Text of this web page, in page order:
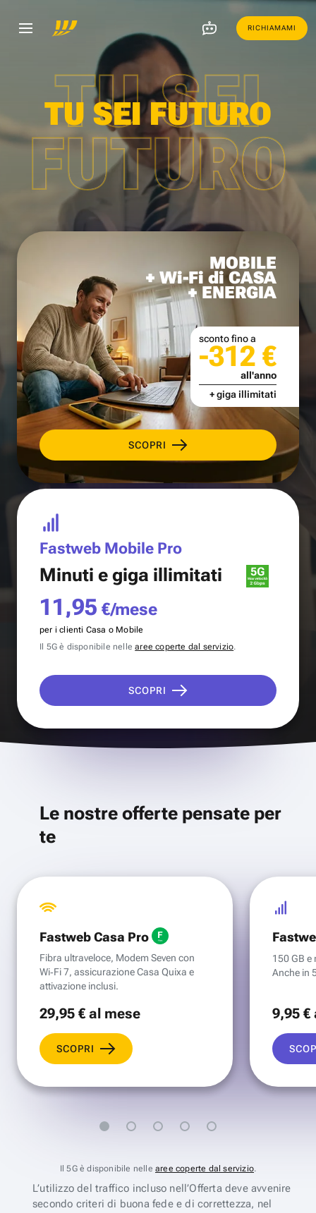
RICHIAMAMI
TU SEI
FUTURO
TU SEI FUTURO
MOBILE
+ Wi-Fi di CASA
+ ENERGIA
SCOPRI
sconto fino a
-312 €
all'anno
+ giga illimitati
Fastweb Mobile Pro
Minuti e giga illimitati
11,95 €/mese
per i clienti Casa o Mobile
Il 5G è disponibile nellearee coperte dal servizio.
SCOPRI
Le nostre offerte pensate per
te
Fastweb Casa Pro
Fibra ultraveloce, Modem Seven con
Wi‑Fi 7, assicurazione Casa Quixa e
attivazione inclusi.
29,95 €al mese
SCOPRI
150 GB e
Anche in
9,95 €
Il 5G è disponibile nelle aree coperte dal servizio.
L’utilizzo del traffico incluso nell’Offerta deve avvenire
secondo criteri di buona fede e di correttezza, nel